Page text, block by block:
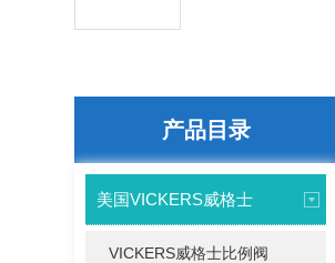
产品目录
美国VICKERS威格士
VICKERS威格士比例阀